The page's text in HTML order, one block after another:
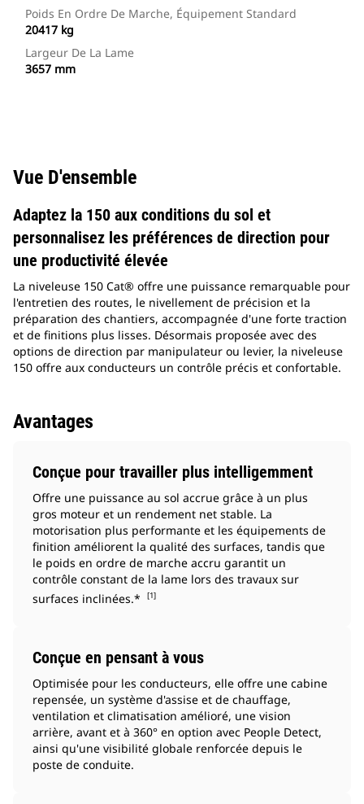
Poids En Ordre De Marche, Équipement Standard
20417 kg
Largeur De La Lame
3657 mm
Vue D'ensemble
Adaptez la 150 aux conditions du sol et
personnalisez les préférences de direction pour
une productivité élevée
La niveleuse 150 Cat® offre une puissance remarquable pour
l'entretien des routes, le nivellement de précision et la
préparation des chantiers, accompagnée d'une forte traction
et de finitions plus lisses. Désormais proposée avec des
options de direction par manipulateur ou levier, la niveleuse
150 offre aux conducteurs un contrôle précis et confortable.
Avantages
Conçue pour travailler plus intelligemment
Offre une puissance au sol accrue grâce à un plus
gros moteur et un rendement net stable. La
motorisation plus performante et les équipements de
finition améliorent la qualité des surfaces, tandis que
le poids en ordre de marche accru garantit un
contrôle constant de la lame lors des travaux sur
surfaces inclinées.*
[1]
Conçue en pensant à vous
Optimisée pour les conducteurs, elle offre une cabine
repensée, un système d'assise et de chauffage,
ventilation et climatisation amélioré, une vision
arrière, avant et à 360° en option avec People Detect,
ainsi qu'une visibilité globale renforcée depuis le
poste de conduite.